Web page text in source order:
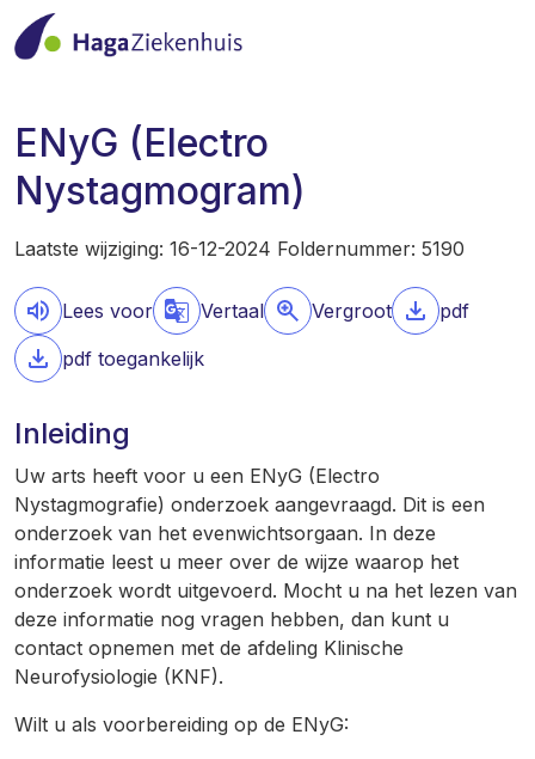
ENyG (Electro
Nystagmogram)
Laatste wijziging: 16-12-2024 Foldernummer: 5190
Lees voor Vertaal Vergroot
pdf
pdf toegankelijk
Inleiding
Uw arts heeft voor u een ENyG (Electro
Nystagmografie) onderzoek aangevraagd. Dit is een
onderzoek van het evenwichtsorgaan. In deze
informatie leest u meer over de wijze waarop het
onderzoek wordt uitgevoerd. Mocht u na het lezen van
deze informatie nog vragen hebben, dan kunt u
contact opnemen met de afdeling Klinische
Neurofysiologie (KNF).
Wilt u als voorbereiding op de ENyG: